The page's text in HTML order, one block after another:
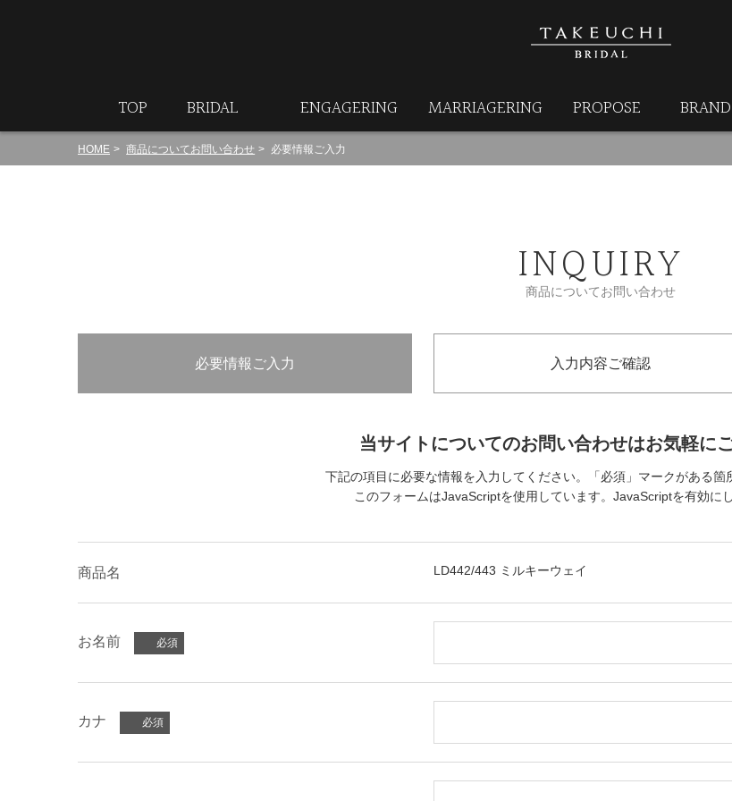
TOP BRIDAL ENGAGERING MARRIAGERING PROPOSE BRAND
HOME 商品についてお問い合わせ 必要情報ご入力
INQUIRY
商品についてお問い合わせ
必要情報ご入力 入力内容ご確認
当サイトについてのお問い合わせはお気軽に
下記の項目に必要な情報を入力してください。「必須」マークがある箇
このフォームはJavaScriptを使用しています。JavaScriptを有効に
商品名 LD442/443 ミルキーウェイ
お名前
カナ